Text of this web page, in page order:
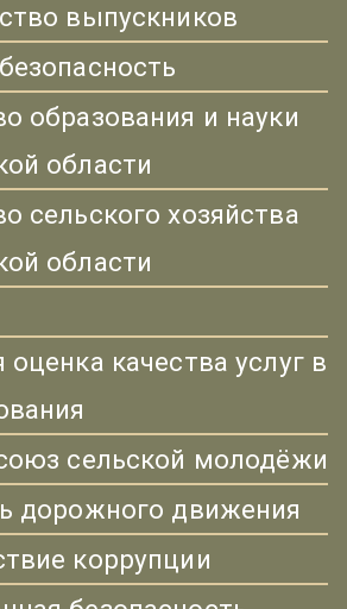
выпускников
образования и науки
области
сельского хозяйства
области
качества услуг в
сельской молодёжи
дорожного движения
коррупции